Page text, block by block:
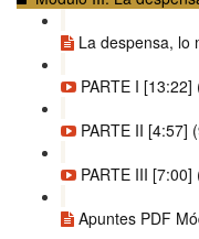
La despensa, lo
PARTE I [13:22]
PARTE II [4:57]
PARTE III [7:00]
Apuntes PDF